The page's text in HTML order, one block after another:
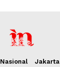
Nasional Jakarta